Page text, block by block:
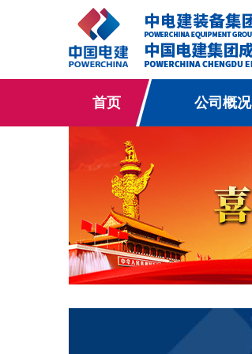
首页 公司概况